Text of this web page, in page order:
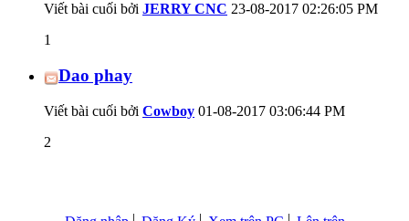
Viết bài cuối bởi JERRY CNC 23-08-2017 02:26:05 PM
1
Dao phay
Viết bài cuối bởi Cowboy 01-08-2017 03:06:44 PM
2